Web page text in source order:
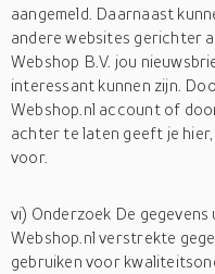
aangemeld. Daarnaast
andere websites gerichter
Webshop B.V. jou
interessant kunnen zijn.
Webshop.nl account of
achter te laten geeft je
voor.
vi) Onderzoek De
Webshop.nl verstrekte
gebruiken voor